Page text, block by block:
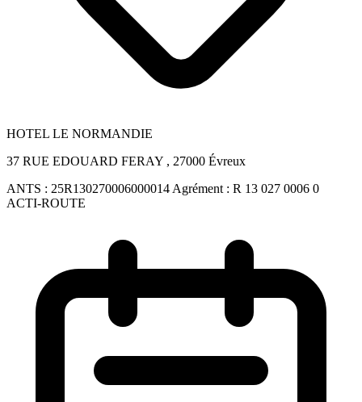
HOTEL LE NORMANDIE
37 RUE EDOUARD FERAY , 27000 Évreux
ANTS : 25R130270006000014 Agrément : R 13 027 0006 0
ACTI-ROUTE